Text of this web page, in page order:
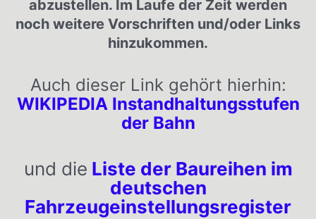
abzustellen. Im Laufe der Zeit werden
noch weitere Vorschriften und/oder Links
hinzukommen.
Auch dieser Link gehört hierhin:
WIKIPEDIA Instandhaltungsstufen
der Bahn
und die Liste der Baureihen im
deutschen
Fahrzeugeinstellungsregister